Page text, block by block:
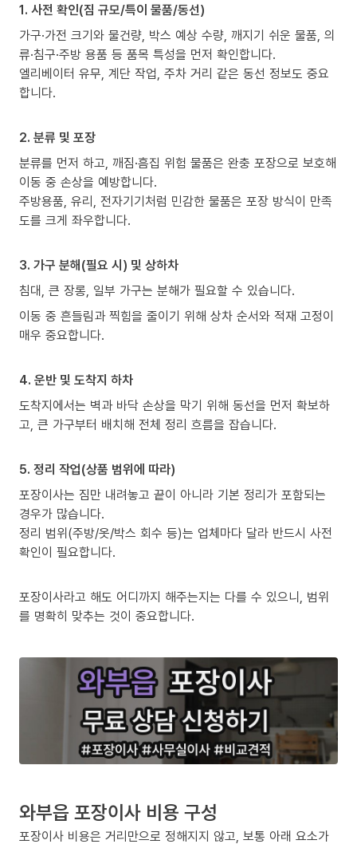
1. 사전 확인(짐 규모/특이 물품/동선)
가구·가전 크기와 물건량, 박스 예상 수량, 깨지기 쉬운 물품, 의
류·침구·주방 용품 등 품목 특성을 먼저 확인합니다.
엘리베이터 유무, 계단 작업, 주차 거리 같은 동선 정보도 중요
합니다.
2. 분류 및 포장
분류를 먼저 하고, 깨짐·흠집 위험 물품은 완충 포장으로 보호해
이동 중 손상을 예방합니다.
주방용품, 유리, 전자기기처럼 민감한 물품은 포장 방식이 만족
도를 크게 좌우합니다.
3. 가구 분해(필요 시) 및 상하차
침대, 큰 장롱, 일부 가구는 분해가 필요할 수 있습니다.
이동 중 흔들림과 찍힘을 줄이기 위해 상차 순서와 적재 고정이
매우 중요합니다.
4. 운반 및 도착지 하차
도착지에서는 벽과 바닥 손상을 막기 위해 동선을 먼저 확보하
고, 큰 가구부터 배치해 전체 정리 흐름을 잡습니다.
5. 정리 작업(상품 범위에 따라)
포장이사는 짐만 내려놓고 끝이 아니라 기본 정리가 포함되는
경우가 많습니다.
정리 범위(주방/옷/박스 회수 등)는 업체마다 달라 반드시 사전
확인이 필요합니다.
포장이사라고 해도 어디까지 해주는지는 다를 수 있으니, 범위
를 명확히 맞추는 것이 중요합니다.
와부읍 포장이사 비용 구성
포장이사 비용은 거리만으로 정해지지 않고, 보통 아래 요소가